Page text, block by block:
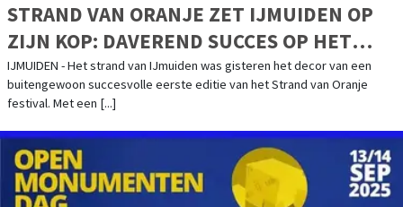
STRAND VAN ORANJE ZET IJMUIDEN OP
ZIJN KOP: DAVEREND SUCCES OP HET
STRAND SMAAKT NAAR MEER, EDITIE 2026
AANGEKONDIGD
IJMUIDEN - Het strand van IJmuiden was gisteren het decor van een
buitengewoon succesvolle eerste editie van het Strand van Oranje
festival. Met een [...]